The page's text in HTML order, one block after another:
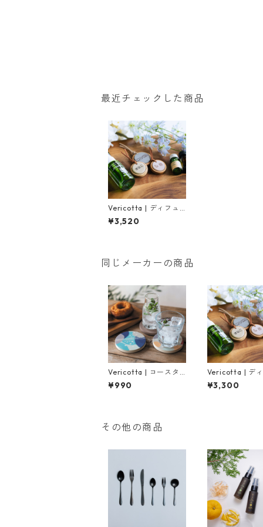
最近チェックした商品
Vericotta | ディフュ
ーザー型チャーム（サ
イズ大 / 全５色）
¥3,520
同じメーカーの商品
Vericotta | コースタ
ー（全３０柄）
¥990
Vericotta | デ
ーザー型チャー
イズ小 / 全５色
¥3,300
その他の商品